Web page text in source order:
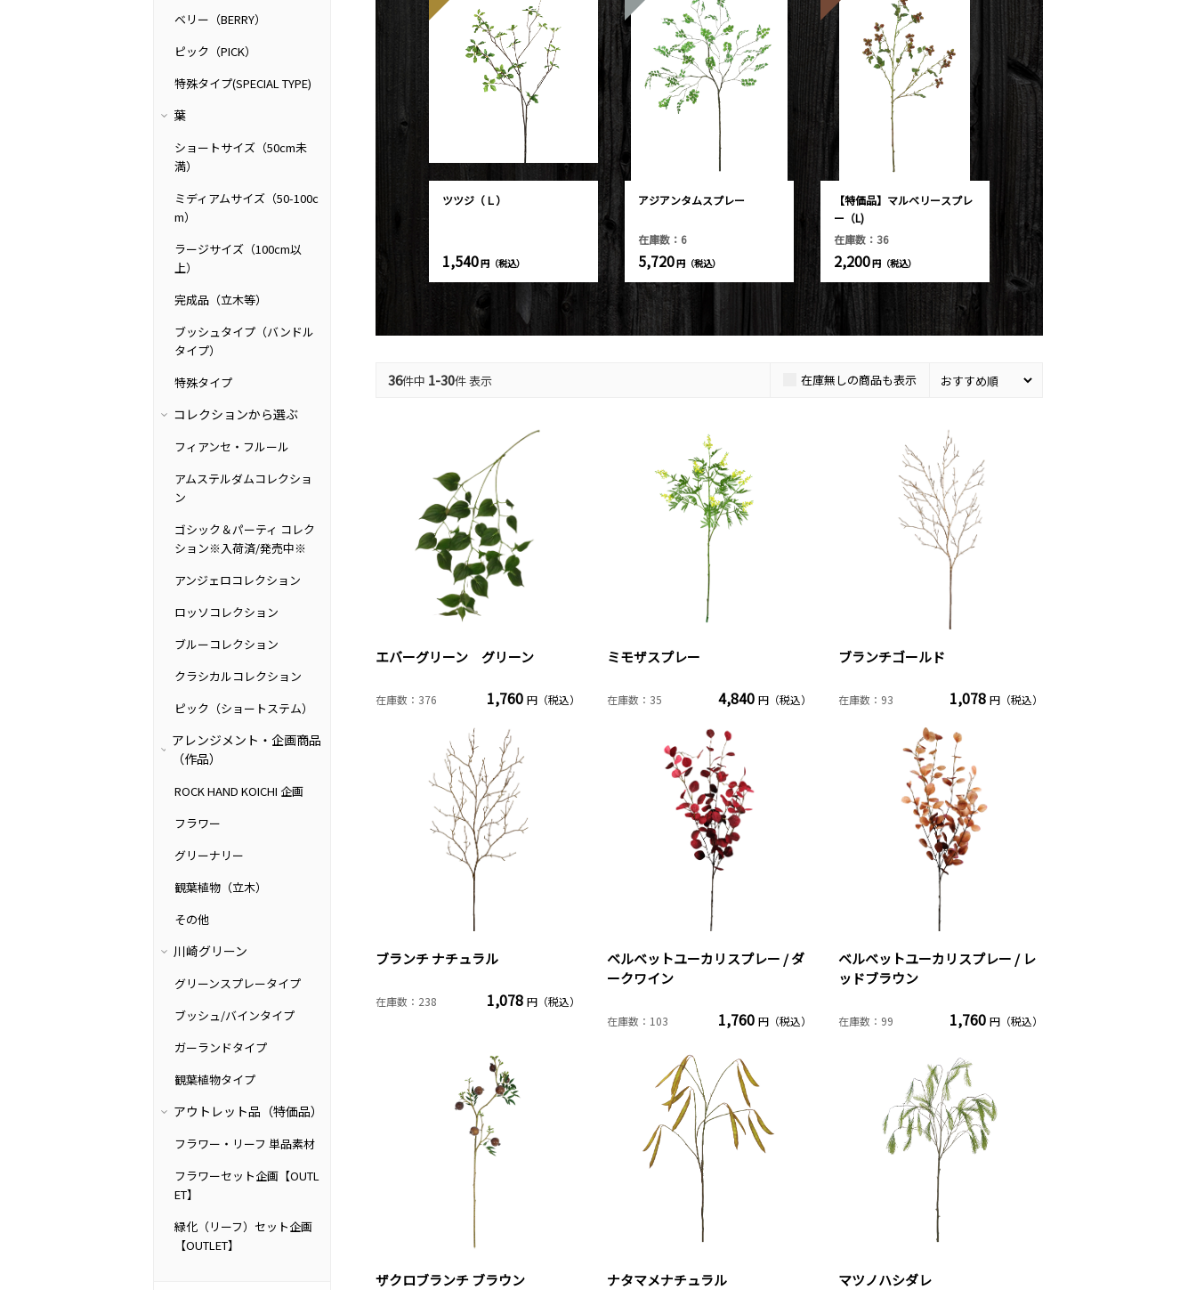
ベリー（BERRY）
ピック（PICK）
特殊タイプ(SPECIAL TYPE)
葉
ショートサイズ（50cm未
満）
ミディアムサイズ（50-100c
m）
ラージサイズ（100cm以
上）
完成品（立木等）
ブッシュタイプ（バンドル
タイプ）
特殊タイプ
コレクションから選ぶ
フィアンセ・フルール
アムステルダムコレクショ
ン
ゴシック＆パーティ コレク
ション※入荷済/発売中※
アンジェロコレクション
ロッソコレクション
ブルーコレクション
クラシカルコレクション
ピック（ショートステム）
アレンジメント・企画商品
（作品）
ROCK HAND KOICHI 企画
フラワー
グリーナリー
観葉植物（立木）
その他
川崎グリーン
グリーンスプレータイプ
ブッシュ/バインタイプ
ガーランドタイプ
観葉植物タイプ
アウトレット品（特価品）
フラワー・リーフ 単品素材
フラワーセット企画【OUTL
ET】
緑化（リーフ）セット企画
【OUTLET】
ツツジ（Ｌ）
1,540円（税込）
アジアンタムスプレー
在庫数：6
5,720円（税込）
【特価品】マルベリースプレ
ー（L)
在庫数：36
2,200円（税込）
36件中 1-30件 表示 在庫無しの商品も表示
エバーグリーン グリーン
在庫数：376 1,760 円（税込）
ミモザスプレー
在庫数：35 4,840 円（税込）
ブランチゴールド
在庫数：93 1,078 円（税込）
ブランチ ナチュラル
在庫数：238 1,078 円（税込）
ベルベットユーカリスプレー / ダ
ークワイン
在庫数：103 1,760 円（税込）
ベルベットユーカリスプレー / レ
ッドブラウン
在庫数：99 1,760 円（税込）
ザクロブランチ ブラウン ナタマメナチュラル マツノハシダレ